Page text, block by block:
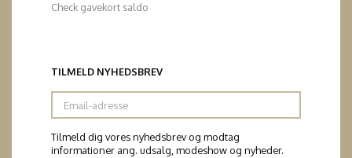
Check gavekort saldo
TILMELD NYHEDSBREV
Email-
adresse
Tilmeld dig vores nyhedsbrev og modtag
informationer ang. udsalg, modeshow og nyheder.